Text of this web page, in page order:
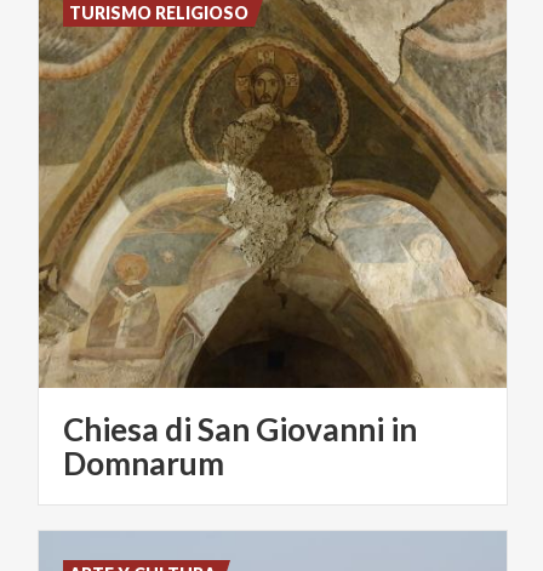
Chiesa di San Giovanni in
Domnarum
TURISMO RELIGIOSO